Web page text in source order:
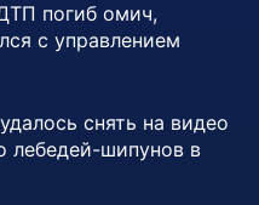
погиб омич,
с управлением
снять на видео
лебедей-шипунов в